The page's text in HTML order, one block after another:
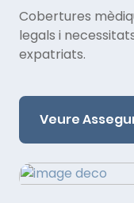
Cobertures
legals i
expatriats.
Veure